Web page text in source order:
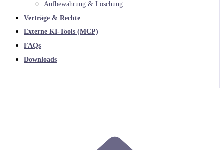
Aufbewahrung & Löschung
Verträge & Rechte
Externe KI-Tools (MCP)
FAQs
Downloads